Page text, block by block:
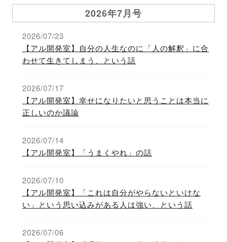
2026年7月号
2026/07/23
【アル開発室】自分の人生なのに「人の解釈」に合
わせて生きてしまう、という話
2026/07/17
【アル開発室】幸せになりたいと思うことは本当に
正しいのか議論
2026/07/14
【アル開発室】「うまくやれ」の話
2026/07/10
【アル開発室】「これは自分がやらないといけな
い」という思い込みがある人は強い、という話
2026/07/06